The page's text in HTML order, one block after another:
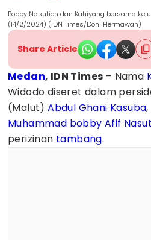
Bobby Nasution dan Kahiyang bersama
(14/2/2024) (IDN Times/Doni Hermawan)
Share Article
Medan, IDN Times – Nama
Widodo diseret dalam
(Malut)Abdul Ghani Kasuba
Muhammad bobby Afif
perizinan tambang.